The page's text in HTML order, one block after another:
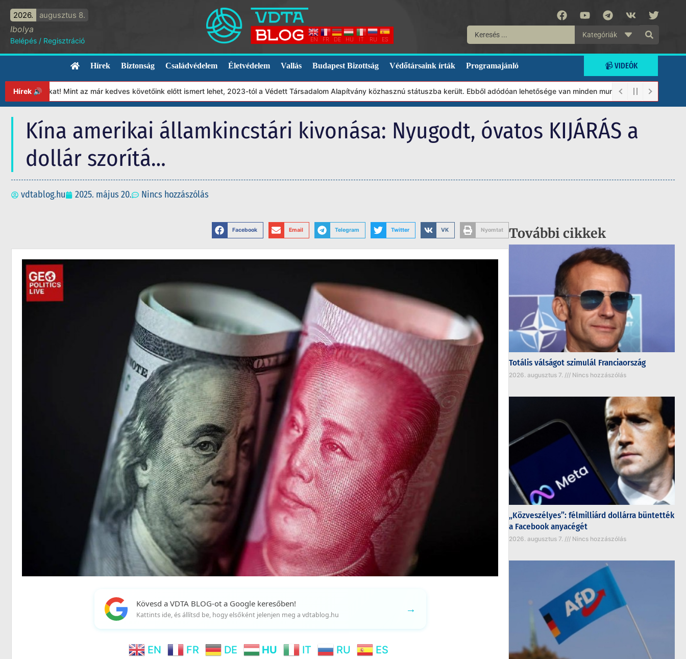
2026. augusztus 8.
Ibolya
Belépés / Regisztráció EN FR DE HU IT RU ES
Kategóriák
Hírek Biztonság Családvédelem Életvédelem Vallás Budapest Bizottság Védőtársaink írták Programajánló 📹 VIDEÓK
Hírek 🔊Mint az már kedves követőink előtt ismert lehet, 2023-tól a Védett Társadalom Alapítvány közhasznú státuszba került. Ebből adódóan lehetősége van minden munkánkat segíteni kívánó
Kína amerikai államkincstári kivonása: Nyugodt, óvatos KIJÁRÁS a
dollár szorítá…
vdtablog.hu 2025. május 20. Nincs hozzászólás
Facebook Email Telegram Twitter VK Nyomtat
Kövesd a VDTA BLOG-ot a Google keresőben!
Kattints ide, és állítsd be, hogy elsőként jelenjen meg a vdtablog.hu →
EN FR DE HU IT RU ES
További cikkek
Totális válságot szimulál Franciaország
2026. augusztus 7. Nincs hozzászólás
„Közveszélyes”: félmilliárd dollárra büntették
a Facebook anyacégét
2026. augusztus 7. Nincs hozzászólás